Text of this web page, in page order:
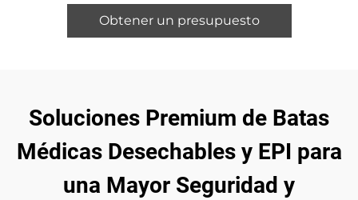
Obtener un presupuesto
Soluciones Premium de Batas
Médicas Desechables y EPI para
una Mayor Seguridad y